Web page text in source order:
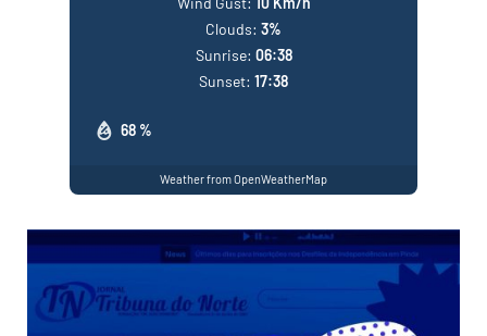
68 %
Clouds: 3%
Sunrise: 06:38
Sunset: 17:38
Weather from OpenWeatherMap